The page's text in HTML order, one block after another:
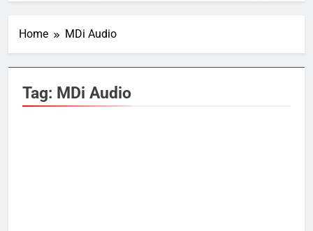
Home MDi Audio
Tag: MDi Audio